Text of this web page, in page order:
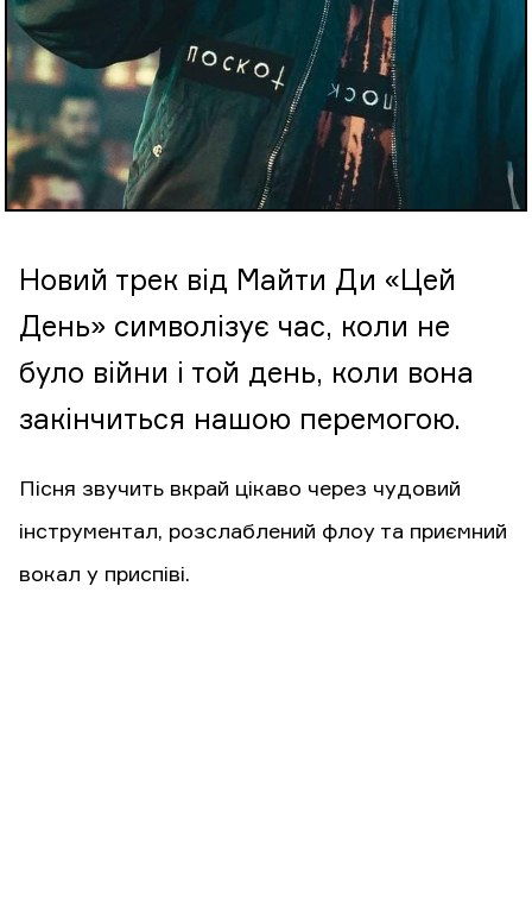
Новий трек від Майти Ди «Цей
День» символізує час, коли не
було війни і той день, коли вона
закінчиться нашою перемогою.
Пісня звучить вкрай цікаво через чудовий
інструментал, розслаблений флоу та приємний
вокал у приспіві.